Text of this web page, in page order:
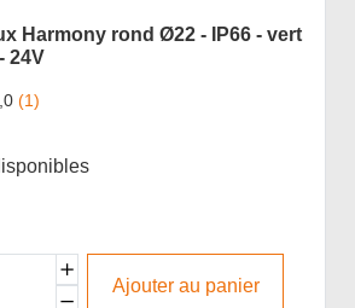
Harmony rond Ø22 - IP66 - vert
24V
(1)
Ajouter au panier